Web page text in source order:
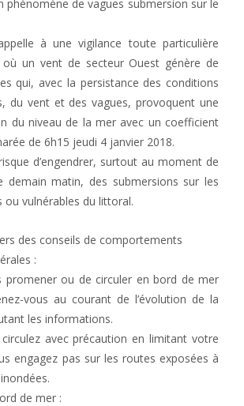
phénomène de vagues submersion sur le
à une vigilance toute particulière
un vent de secteur Ouest génère de
qui, avec la persistance des conditions
du vent et des vagues, provoquent une
du niveau de la mer avec un coefficient
de 6h15 jeudi 4 janvier 2018.
d’engendrer, surtout au moment de
demain matin, des submersions sur les
ou vulnérables du littoral.
des conseils de comportements
:
promener ou de circuler en bord de mer
vous au courant de l’évolution de la
les informations.
avec précaution en limitant votre
engagez pas sur les routes exposées à
de mer :